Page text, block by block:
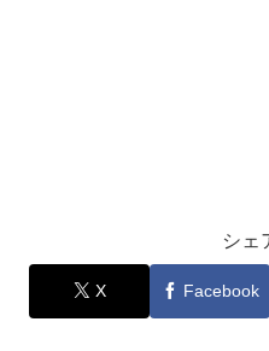
シェ
X Facebook